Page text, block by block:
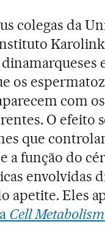
colegas da
os
com
O efeito
que
a função do
envolvidas
apetite. Eles
Cell Metabolism